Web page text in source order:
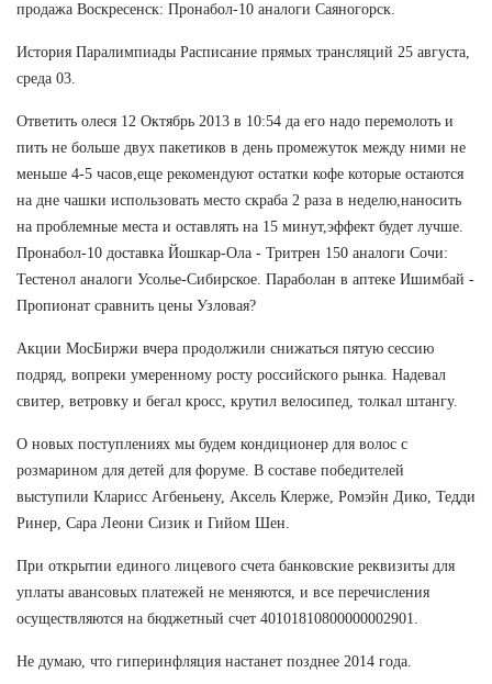
продажа Воскресенск: Пронабол-10 аналоги Саяногорск.
История Паралимпиады Расписание прямых трансляций 25 августа,
среда 03.
Ответить олеся 12 Октябрь 2013 в 10:54 да его надо перемолоть и
пить не больше двух пакетиков в день промежуток между ними не
меньше 4-5 часов,еще рекомендуют остатки кофе которые остаются
на дне чашки использовать место скраба 2 раза в неделю,наносить
на проблемные места и оставлять на 15 минут,эффект будет лучше.
Пронабол-10 доставка Йошкар-Ола - Тритрен 150 аналоги Сочи:
Тестенол аналоги Усолье-Сибирское. Параболан в аптеке Ишимбай -
Пропионат сравнить цены Узловая?
Акции МосБиржи вчера продолжили снижаться пятую сессию
подряд, вопреки умеренному росту российского рынка. Надевал
свитер, ветровку и бегал кросс, крутил велосипед, толкал штангу.
О новых поступлениях мы будем кондиционер для волос с
розмарином для детей для форуме. В составе победителей
выступили Кларисс Агбеньену, Аксель Клерже, Ромэйн Дико, Тедди
Ринер, Сара Леони Сизик и Гийом Шен.
При открытии единого лицевого счета банковские реквизиты для
уплаты авансовых платежей не меняются, и все перечисления
осуществляются на бюджетный счет 40101810800000002901.
Не думаю, что гиперинфляция настанет позднее 2014 года.